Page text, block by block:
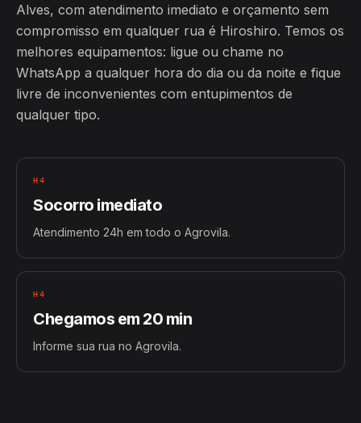
Alves, com atendimento imediato e orçamento sem
compromisso em qualquer rua é Hiroshiro. Temos os
melhores equipamentos: ligue ou chame no
WhatsApp a qualquer hora do dia ou da noite e fique
livre de inconvenientes com entupimentos de
qualquer tipo.
H4
Socorro imediato
Atendimento 24h em todo o Agrovila.
H4
Chegamos em 20 min
Informe sua rua no Agrovila.